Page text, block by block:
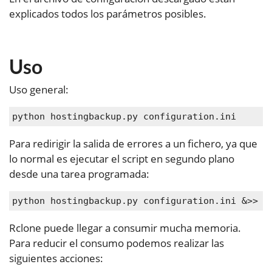
explicados todos los parámetros posibles.
Uso
Uso general:
python hostingbackup.py configuration.ini
Para redirigir la salida de errores a un fichero, ya que
lo normal es ejecutar el script en segundo plano
desde una tarea programada:
python hostingbackup.py configuration.ini &>>
Rclone puede llegar a consumir mucha memoria.
Para reducir el consumo podemos realizar las
siguientes acciones: